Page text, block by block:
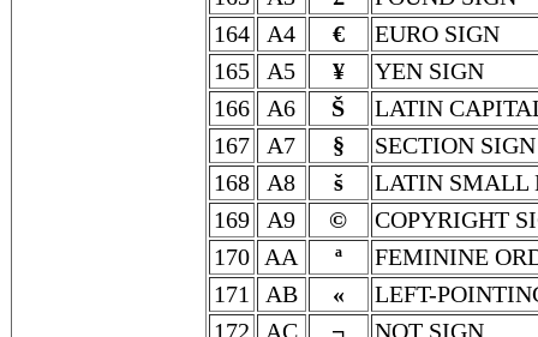
164
A4 €
EURO SIGN
165
A5 ¥
YEN SIGN
166
A6 Š
LATIN
167
A7 §
SECTION SIGN
168
A8 š
LATIN SMALL
169
A9 ©
COPYRIGHT
170
AA ª
FEMININE
171
AB «
LEFT-
172
AC ¬
NOT SIGN